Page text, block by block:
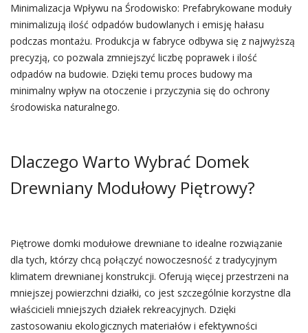
Minimalizacja Wpływu na Środowisko: Prefabrykowane moduły
minimalizują ilość odpadów budowlanych i emisję hałasu
podczas montażu. Produkcja w fabryce odbywa się z najwyższą
precyzją, co pozwala zmniejszyć liczbę poprawek i ilość
odpadów na budowie. Dzięki temu proces budowy ma
minimalny wpływ na otoczenie i przyczynia się do ochrony
środowiska naturalnego.
Dlaczego Warto Wybrać Domek
Drewniany Modułowy Piętrowy?
Piętrowe domki modułowe drewniane to idealne rozwiązanie
dla tych, którzy chcą połączyć nowoczesność z tradycyjnym
klimatem drewnianej konstrukcji. Oferują więcej przestrzeni na
mniejszej powierzchni działki, co jest szczególnie korzystne dla
właścicieli mniejszych działek rekreacyjnych. Dzięki
zastosowaniu ekologicznych materiałów i efektywności